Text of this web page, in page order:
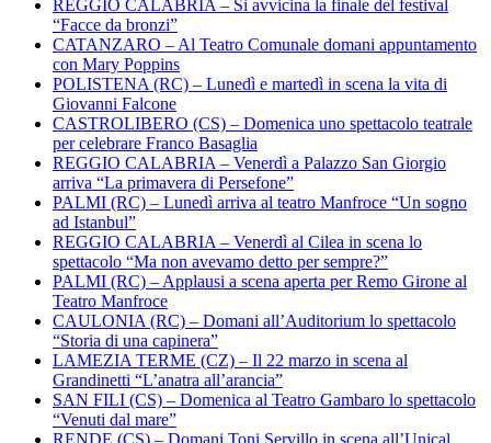
REGGIO CALABRIA – Si avvicina la finale del festival
“Facce da bronzi”
CATANZARO – Al Teatro Comunale domani appuntamento
con Mary Poppins
POLISTENA (RC) – Lunedì e martedì in scena la vita di
Giovanni Falcone
CASTROLIBERO (CS) – Domenica uno spettacolo teatrale
per celebrare Franco Basaglia
REGGIO CALABRIA – Venerdì a Palazzo San Giorgio
arriva “La primavera di Persefone”
PALMI (RC) – Lunedì arriva al teatro Manfroce “Un sogno
ad Istanbul”
REGGIO CALABRIA – Venerdì al Cilea in scena lo
spettacolo “Ma non avevamo detto per sempre?”
PALMI (RC) – Applausi a scena aperta per Remo Girone al
Teatro Manfroce
CAULONIA (RC) – Domani all’Auditorium lo spettacolo
“Storia di una capinera”
LAMEZIA TERME (CZ) – Il 22 marzo in scena al
Grandinetti “L’anatra all’arancia”
SAN FILI (CS) – Domenica al Teatro Gambaro lo spettacolo
“Venuti dal mare”